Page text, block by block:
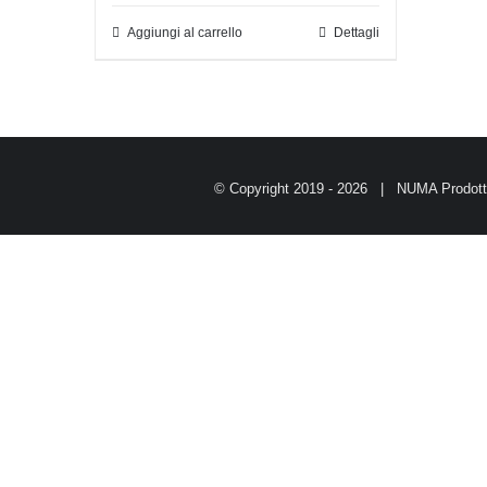
Aggiungi al carrello Dettagli
© Copyright 2019 - 2026 | NUMA